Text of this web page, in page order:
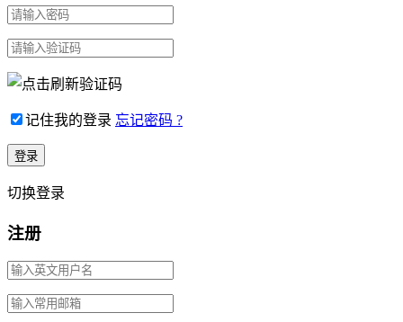
记住我的登录 忘记密码 ?
切换登录
注册